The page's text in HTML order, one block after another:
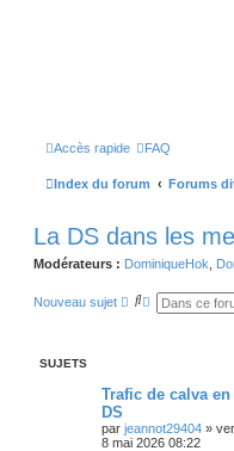
Accès rapide FAQ
Index du forum Forums
La DS dans les
Modérateurs : DominiqueHok
Nouveau sujet
R
h
r
R
h
a
v
SUJETS
Trafic de calva en
DS
par jeannot29404 »
8 mai 2026 08:22